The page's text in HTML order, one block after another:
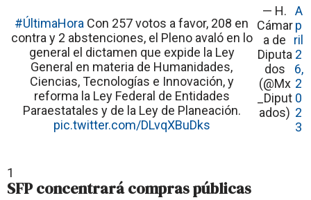
#ÚltimaHora Con 257 votos a favor, 208 en
contra y 2 abstenciones, el Pleno avaló en lo
general el dictamen que expide la Ley
General en materia de Humanidades,
Ciencias, Tecnologías e Innovación, y
reforma la Ley Federal de Entidades
Paraestatales y de la Ley de Planeación.
pic.twitter.com/DLvqXBuDks
— H.
Cámar
a de
Diputa
dos
(@Mx
_Diput
ados)
A
p
ril
2
6,
2
0
2
3
1
SFP concentrará compras públicas